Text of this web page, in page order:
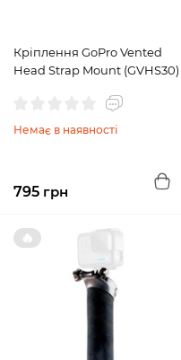
Кріплення GoPro Vented
Head Strap Mount (GVHS30)
Немає в наявності
795 грн
🔥